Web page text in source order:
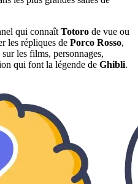
qui connaît Totoro de vue ou
les répliques de Porco Rosso,
les films, personnages,
qui font la légende de Ghibli.